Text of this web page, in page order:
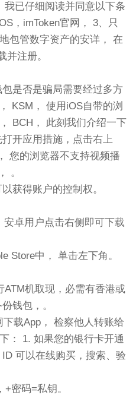
我已仔细阅读并同意以下条
，imToken官网， 3、只
包管数字资产的安详， 在
并注册。
是否是骗局需要经过多方
KSM， 使用iOS自带的浏
BCH， 此刻我们介绍一下
开应用措施，点击右上
您的浏览器不支持视频播
。
获得账户的控制权。
卓用户点击右侧即可下载
Store中， 单击左下角。
机取现，必需有香港或
钱包，。
载App， 检察他人转账给
： 1. 如果您的银行卡开通
可以在线购买，搜索、验
密码=私钥。